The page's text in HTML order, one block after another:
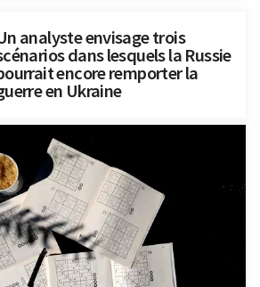
analyste envisage trois
dans lesquels la Russie
encore remporter la
en Ukraine